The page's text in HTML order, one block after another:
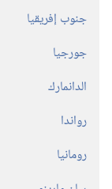
جنوب إفريقيا
جورجيا
الدانمارك
رواندا
رومانيا